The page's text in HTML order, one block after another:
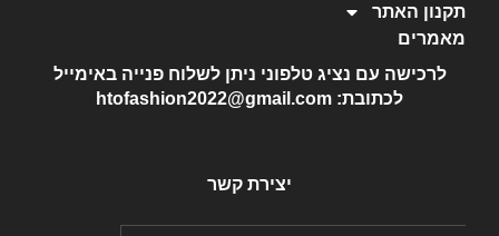
תקנון האתר
מאמרים
לרכישה עם נציג טלפוני ניתן לשלוח פנייה באימייל
לכתובת: htofashion2022@gmail.com
יצירת קשר